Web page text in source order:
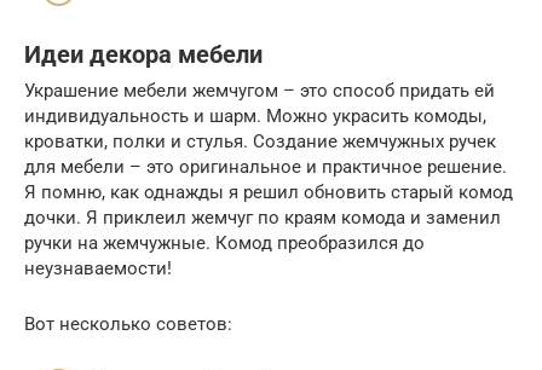
Идеи декора мебели
Украшение мебели жемчугом – это способ придать ей
индивидуальность и шарм. Можно украсить комоды,
кроватки, полки и стулья. Создание жемчужных ручек
для мебели – это оригинальное и практичное решение.
Я помню, как однажды я решил обновить старый комод
дочки. Я приклеил жемчуг по краям комода и заменил
ручки на жемчужные. Комод преобразился до
неузнаваемости!
Вот несколько советов: